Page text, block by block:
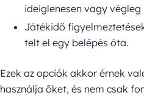
ideiglenesen vagy végleg
Játékidő
telt el egy belépés óta.
Ezek az opciók akkor érnek
használja őket, és nem csak